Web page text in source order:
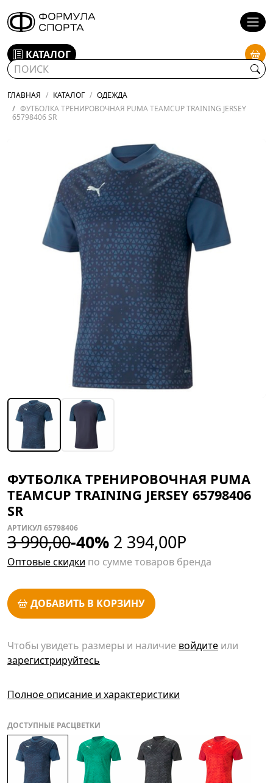
КАТАЛОГ
ГЛАВНАЯ КАТАЛОГ
ОДЕЖДА
ФУТБОЛКА ТРЕНИРОВОЧНАЯ PUMA TEAMCUP TRAINING JERSEY
65798406 SR
ФУТБОЛКА ТРЕНИРОВОЧНАЯ PUMA
TEAMCUP TRAINING JERSEY 65798406
SR
АРТИКУЛ 65798406
3 990,00-40% 2 394,00Р
Оптовые скидки по сумме товаров бренда
ДОБАВИТЬ В КОРЗИНУ
Чтобы увидеть размеры и наличие войдите или
зарегистрируйтесь
Полное описание и характеристики
ДОСТУПНЫЕ РАСЦВЕТКИ